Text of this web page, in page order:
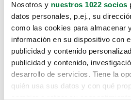
Nosotros y nuestros 1022 socios
datos personales, p.ej., su
como las cookies para almacenar
información en su dispositivo con
publicidad y contenido
publicidad y contenido,
desarrollo de servicios. Tiene la
quién usa sus datos y con qué
Lo sentimos, no
te hemos traido
Pero puedes encontrar el
buscando en alguno de estos